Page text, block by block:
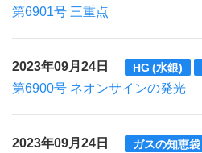
第6901号 三重点
2023年09月24日 HG (水銀)
第6900号 ネオンサインの発光
2023年09月24日 ガスの知恵袋